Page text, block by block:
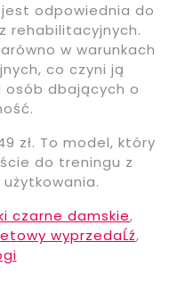
jest odpowiednia do
rehabilitacyjnych.
w warunkach
co czyni ją
osób dbających o
zł. To model, który
do treningu z
czarne damskie,
wyprzedaĹź,